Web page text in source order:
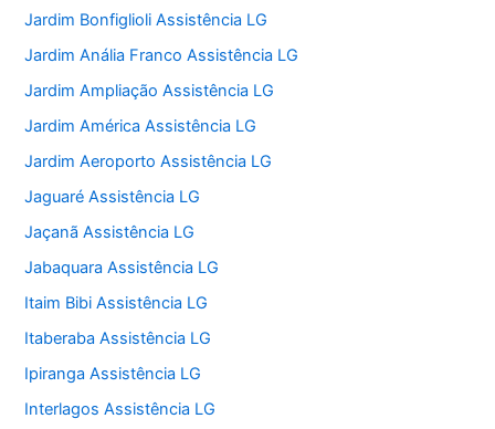
Jardim Bonfiglioli Assistência LG
Jardim Anália Franco Assistência LG
Jardim Ampliação Assistência LG
Jardim América Assistência LG
Jardim Aeroporto Assistência LG
Jaguaré Assistência LG
Jaçanã Assistência LG
Jabaquara Assistência LG
Itaim Bibi Assistência LG
Itaberaba Assistência LG
Ipiranga Assistência LG
Interlagos Assistência LG